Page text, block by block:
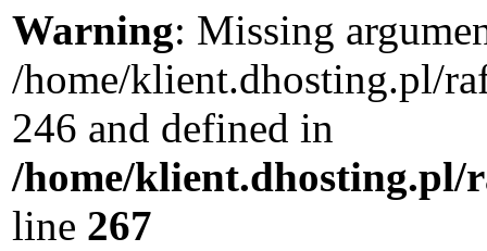
Warning: Missing
/home/klient.dhosting.pl/
246 and defined in
/home/klient.dhosting.pl/
line 267